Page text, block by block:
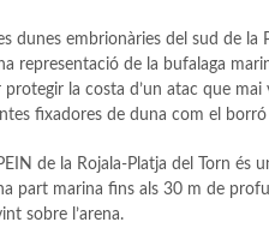
dunes embrionàries del sud de la
representació de la bufalaga
protegir la costa d’un atac que
fixadores de duna com el
de la Rojala-Platja del Torn és
part marina fins als 30 m de
sobre l’arena.